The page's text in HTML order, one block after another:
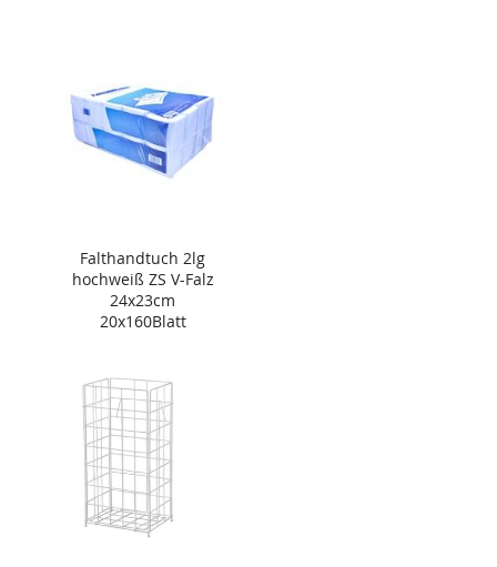
Falthandtuch 2lg
hochweiß ZS V-Falz
24x23cm
20x160Blatt